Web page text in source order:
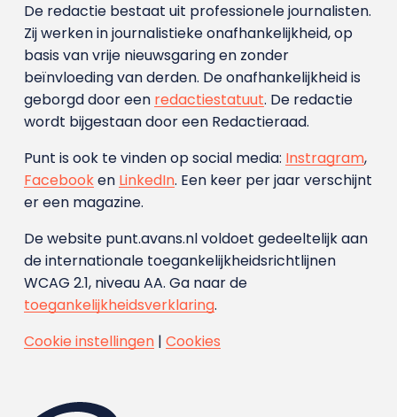
De redactie bestaat uit professionele journalisten.
Zij werken in journalistieke onafhankelijkheid, op
basis van vrije nieuwsgaring en zonder
beïnvloeding van derden. De onafhankelijkheid is
geborgd door een redactiestatuut. De redactie
wordt bijgestaan door een Redactieraad.
Punt is ook te vinden op social media: Instragram,
Facebooken LinkedIn. Een keer per jaar verschijnt
er een magazine.
De website punt.avans.nl voldoet gedeeltelijk aan
de internationale toegankelijkheidsrichtlijnen
WCAG 2.1, niveau AA. Ga naar de
toegankelijkheidsverklaring.
Cookie instellingen| Cookies